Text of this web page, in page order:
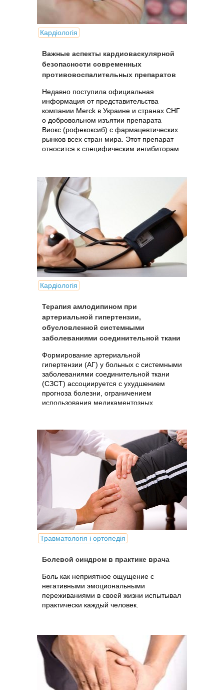
Кардіологія
Важные аспекты кардиоваскулярной
безопасности современных
противовоспалительных препаратов
Недавно поступила официальная
информация от представительства
компании Merck в Украине и странах СНГ
о добровольном изъятии препарата
Виокс (рофекоксиб) с фармацевтических
рынков всех стран мира. Этот препарат
относится к специфическим ингибиторам
Кардіологія
Терапия амлодипином при
артериальной гипертензии,
обусловленной системными
заболеваниями соединительной ткани
Формирование артериальной
гипертензии (АГ) у больных с системными
заболеваниями соединительной ткани
(СЗСТ) ассоциируется с ухудшением
прогноза болезни, ограничением
использования медикаментозных
Травматологія і ортопедія
Болевой синдром в практике врача
Боль как неприятное ощущение с
негативными эмоциональными
переживаниями в своей жизни испытывал
практически каждый человек.